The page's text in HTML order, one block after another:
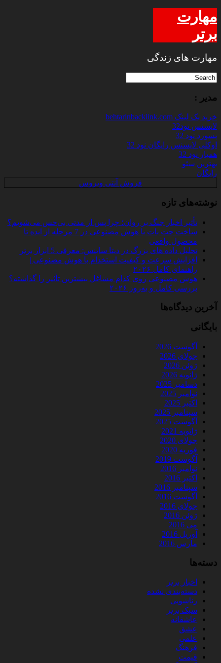
مهارت
برتر
مهارت های زندگی
مدیر :
خرید بک لینک behtarinbacklink.com
لایسنس نود32
پسورد نود 32
اوکلی لایسنس رایگان نود 32
همیار نود 32
بهترین سئو
رایگان
فروش آنتی ویروس
نوشته‌های تازه
تأثیر اخبار جنگ بر روان؛ چرا پس از مدتی بی‌حس می‌شویم؟
ساخت چت‌ بات با هوش مصنوعی در 7 مرحله از ایده تا
محصول واقعی
تحلیل داده‌ های بزرگ در دیتا ساینس: معرفی 5 ابزار برتر
افزایش سرعت و کیفیت استخدام با هوش مصنوعی |
راهنمای کامل ۲۰۲۶
هوش مصنوعی روی کدام مشاغل بیشترین تأثیر را گذاشته؟
بررسی کامل و به‌روز ۲۰۲۶
آخرین دیدگاه‌ها
بایگانی
آگوست 2026
جولای 2026
ژوئن 2026
ژانویه 2026
دسامبر 2025
نوامبر 2025
اکتبر 2025
سپتامبر 2025
آگوست 2025
ژانویه 2021
جولای 2020
فوریه 2020
آگوست 2019
نوامبر 2016
اکتبر 2016
سپتامبر 2016
آگوست 2016
جولای 2016
ژوئن 2016
می 2016
آوریل 2016
مارس 2016
دسته‌ها
اخبار برتر
دسته‌بندی نشده
زناشویی
سبک برتر
عاشقانه
عشق
علمی
فرهنگ
قیمت